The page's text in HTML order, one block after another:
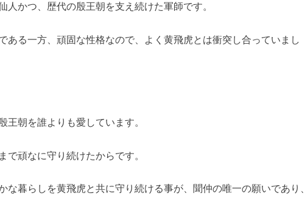
人かつ、歴代の殷王朝を支え続けた軍師です。
ある一方、頑固な性格なので、よく黄飛虎とは衝突し合っていまし
王朝を誰よりも愛しています。
で頑なに守り続けたからです。
な暮らしを黄飛虎と共に守り続ける事が、聞仲の唯一の願いであり、